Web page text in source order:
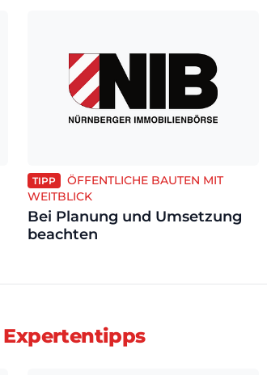
TIPP
ÖFFENTLICHE BAUTEN MIT
WEITBLICK
Bei Planung und Umsetzung
beachten
Expertentipps